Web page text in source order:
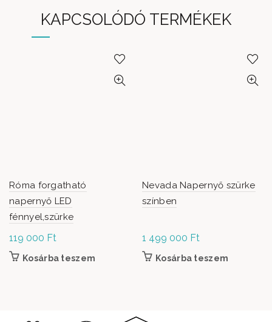
KAPCSOLÓDÓ TERMÉKEK
Róma forgatható
napernyő LED
fénnyel,szürke
119 000 Ft
Kosárba teszem
Nevada Napernyő szürke
színben
1 499 000 Ft
Kosárba teszem